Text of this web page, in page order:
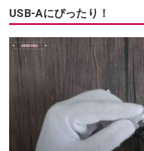
USB-Aにぴったり！